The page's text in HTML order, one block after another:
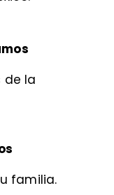
de la
familia.